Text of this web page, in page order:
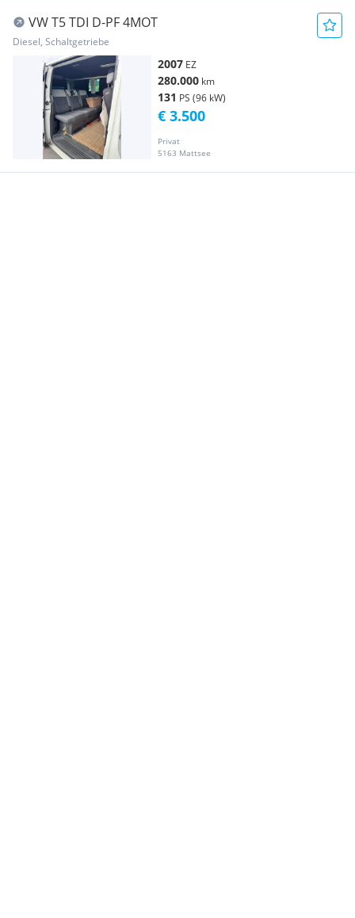
VW T5 TDI D-PF 4MOT
Diesel, Schaltgetriebe
2007 EZ
280.000 km
131 PS (96 kW)
Privat
5163 Mattsee
€ 3.500